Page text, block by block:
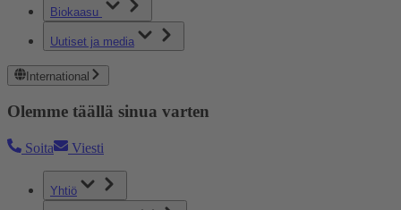
Biokaasu
Uutiset ja media
International
Olemme täällä sinua varten
Soita Viesti
Yhtiö